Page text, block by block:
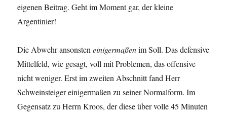
eigenen Beitrag. Geht im Moment gar, der kleine
Argentinier!
Die Abwehr ansonsteneinigermaßenim Soll. Das defensive
Mittelfeld, wie gesagt, voll mit Problemen, das offensive
nicht weniger. Erst im zweiten Abschnitt fand Herr
Schweinsteiger einigermaßen zu seiner Normalform. Im
Gegensatz zu Herrn Kroos, der diese über volle 45 Minuten